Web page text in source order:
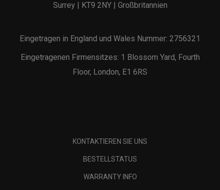
Surrey | KT9 2NY | Großbritannien
Eingetragen in England und Wales Nummer: 2756321
Eingetragenen Firmensitzes: 1 Blossom Yard, Fourth
Floor, London, E1 6RS
KONTAKTIEREN SIE UNS
BESTELLSTATUS
WARRANTY INFO